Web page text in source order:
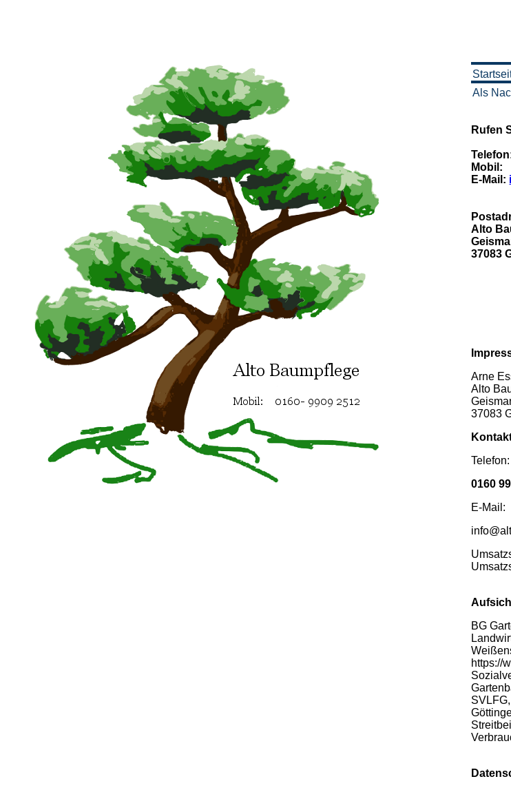
Als
Rufen
Mobil:
E-Mail:
Alto
37083
Arne
Alto
37083
Telefon:
0160
E-Mail:
BG
https://